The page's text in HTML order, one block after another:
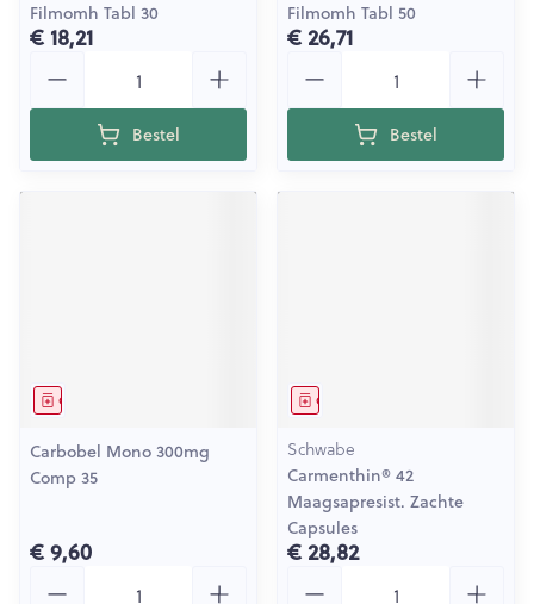
Filmomh Tabl 30
€ 18,21
Bestel
Filmomh Tabl 50
€ 26,71
Bestel
Geneesmiddel
Carbobel Mono 300mg
Comp 35
€ 9,60
Geneesmiddel
Schwabe
Carmenthin® 42
Maagsapresist. Zachte
Capsules
€ 28,82